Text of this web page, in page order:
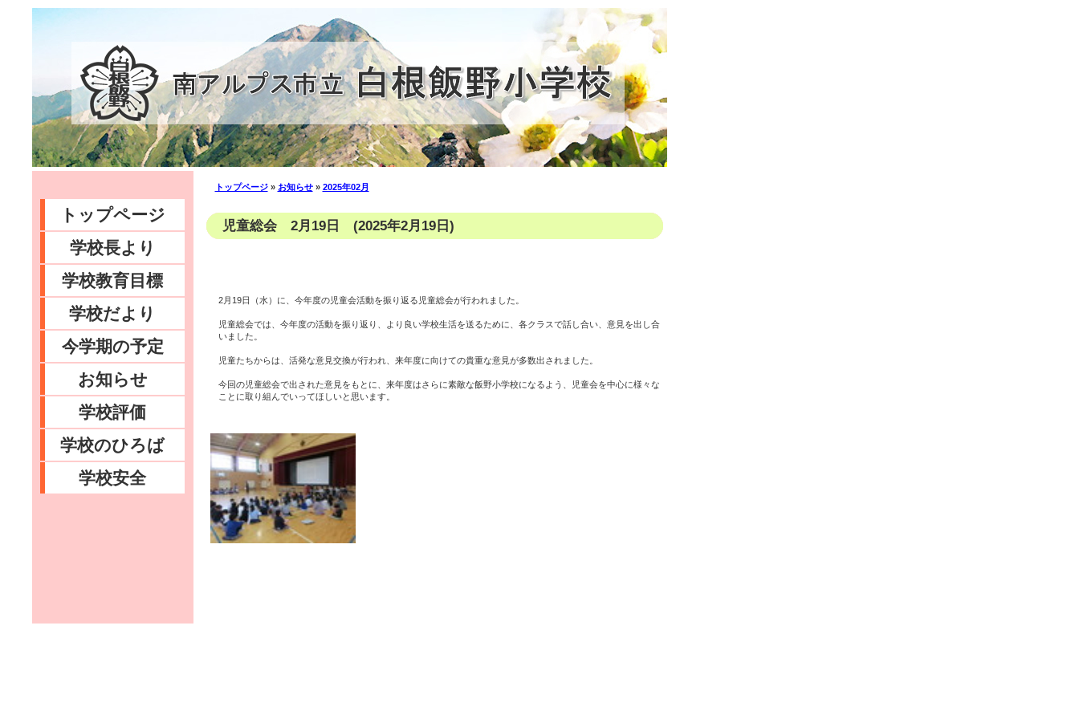
トップページ
学校長より
学校教育目標
学校だより
今学期の予定
お知らせ
学校評価
学校のひろば
学校安全
トップページ» お知らせ» 2025年02月
児童総会 2月19日 (2025年2月19日)
2月19日（水）に、今年度の児童会活動を振り返る児童総会が行われました。
児童総会では、今年度の活動を振り返り、より良い学校生活を送るために、各クラスで話し合い、意見を出し合
いました。
児童たちからは、活発な意見交換が行われ、来年度に向けての貴重な意見が多数出されました。
今回の児童総会で出された意見をもとに、来年度はさらに素敵な飯野小学校になるよう、児童会を中心に様々な
ことに取り組んでいってほしいと思います。